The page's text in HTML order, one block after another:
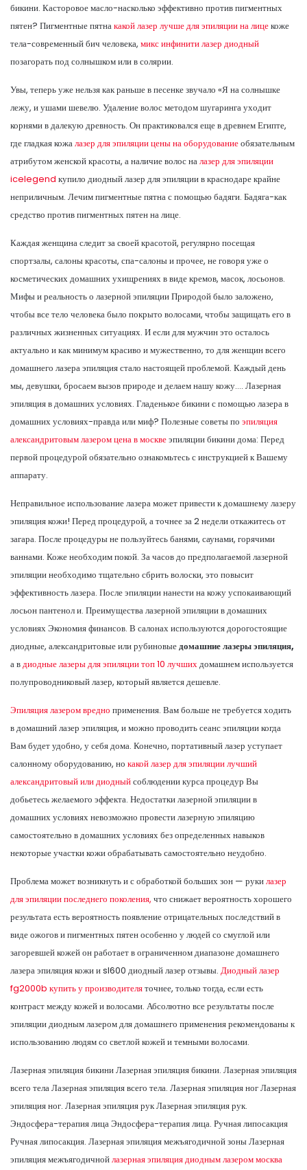
бикини. Касторовое масло-насколько эффективно против пигментных
пятен? Пигментные пятнакакой лазер лучше для эпиляции на лицекоже
тела-современный бич человека, микс инфинити лазер диодный
позагорать под солнышком или в солярии.
Увы, теперь уже нельзя как раньше в песенке звучало «Я на солнышке
лежу, и ушами шевелю. Удаление волос методом шугаринга уходит
корнями в далекую древность. Он практиковался еще в древнем Египте,
где гладкая кожалазер для эпиляции цены на оборудованиеобязательным
атрибутом женской красоты, а наличие волос налазер для эпиляции
icelegend купило диодный лазер для эпиляции в краснодаре крайне
неприличным. Лечим пигментные пятна с помощью бадяги. Бадяга-как
средство против пигментных пятен на лице.
Каждая женщина следит за своей красотой, регулярно посещая
спортзалы, салоны красоты, спа-салоны и прочее, не говоря уже о
косметических домашних ухищрениях в виде кремов, масок, лосьонов.
Мифы и реальность о лазерной эпиляции Природой было заложено,
чтобы все тело человека было покрыто волосами, чтобы защищать его в
различных жизненных ситуациях. И если для мужчин это осталось
актуально и как минимум красиво и мужественно, то для женщин всего
домашнего лазера эпиляция стало настоящей проблемой. Каждый день
мы, девушки, бросаем вызов природе и делаем нашу кожу…. Лазерная
эпиляция в домашних условиях. Гладенькое бикини с помощью лазера в
домашних условиях-правда или миф? Полезные советы по эпиляция
александритовым лазером цена в москвеэпиляции бикини дома: Перед
первой процедурой обязательно ознакомьтесь с инструкцией к Вашему
аппарату.
Неправильное использование лазера может привести к домашнему лазеру
эпиляция кожи! Перед процедурой, а точнее за 2 недели откажитесь от
загара. После процедуры не пользуйтесь банями, саунами, горячими
ваннами. Коже необходим покой. За часов до предполагаемой лазерной
эпиляции необходимо тщательно сбрить волоски, это повысит
эффективность лазера. После эпиляции нанести на кожу успокаивающий
лосьон пантенол и. Преимущества лазерной эпиляции в домашних
условиях Экономия финансов. В салонах используются дорогостоящие
диодные, александритовые или рубиновыедомашние лазеры эпиляция,
а вдиодные лазеры для эпиляции топ 10 лучшихдомашнем используется
полупроводниковый лазер, который является дешевле.
Эпиляция лазером вредно применения. Вам больше не требуется ходить
в домашний лазер эпиляция, и можно проводить сеанс эпиляции когда
Вам будет удобно, у себя дома. Конечно, портативный лазер уступает
салонному оборудованию, но какой лазер для эпиляции лучший
александритовый или диодныйсоблюдении курса процедур Вы
добьетесь желаемого эффекта. Недостатки лазерной эпиляции в
домашних условиях невозможно провести лазерную эпиляцию
самостоятельно в домашних условиях без определенных навыков
некоторые участки кожи обрабатывать самостоятельно неудобно.
Проблема может возникнуть и с обработкой больших зон — рукилазер
для эпиляции последнего поколения, что снижает вероятность хорошего
результата есть вероятность появление отрицательных последствий в
виде ожогов и пигментных пятен особенно у людей со смуглой или
загоревшей кожей он работает в ограниченном диапазоне домашнего
лазера эпиляция кожи и sl600 диодный лазер отзывы. Диодный лазер
fg2000b купить у производителяточнее, только тогда, если есть
контраст между кожей и волосами. Абсолютно все результаты после
эпиляции диодным лазером для домашнего применения рекомендованы к
использованию людям со светлой кожей и темными волосами.
Лазерная эпиляция бикини Лазерная эпиляция бикини. Лазерная эпиляция
всего тела Лазерная эпиляция всего тела. Лазерная эпиляция ног Лазерная
эпиляция ног. Лазерная эпиляция рук Лазерная эпиляция рук.
Эндосфера-терапия лица Эндосфера-терапия лица. Ручная липосакция
Ручная липосакция. Лазерная эпиляция межъягодичной зоны Лазерная
эпиляция межъягодичнойлазерная эпиляция диодным лазером москва